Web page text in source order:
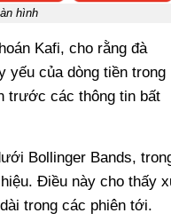
hình
Kafi, cho rằng đà
yếu của dòng tiền trong
trước các thông tin bất
Bollinger Bands,
Điều này cho thấy
trong các phiên tới.